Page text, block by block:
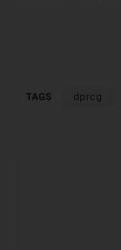
TAGS dprcg